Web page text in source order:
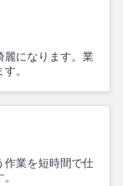
麗になります。業
。
作業を短時間で仕